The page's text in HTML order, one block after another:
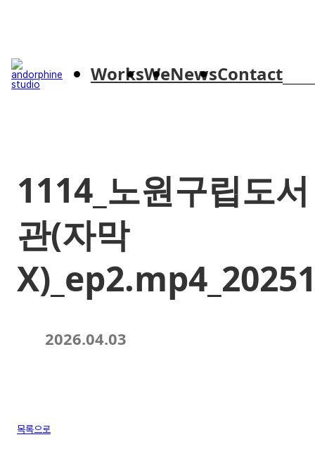
WorksWeNewsContact색:
1114_노원구립도서
관(자막
2026.04.03
목록으로